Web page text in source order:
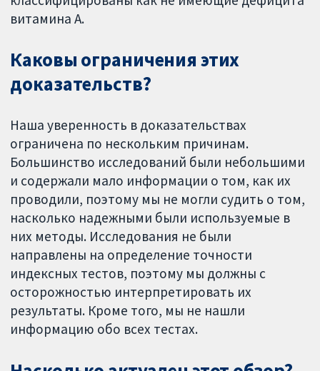
витамина А.
Каковы ограничения этих
доказательств?
Наша уверенность в доказательствах
ограничена по нескольким причинам.
Большинство исследований были небольшими
и содержали мало информации о том, как их
проводили, поэтому мы не могли судить о том,
насколько надежными были используемые в
них методы. Исследования не были
направлены на определение точности
индексных тестов, поэтому мы должны с
осторожностью интерпретировать их
результаты. Кроме того, мы не нашли
информацию обо всех тестах.